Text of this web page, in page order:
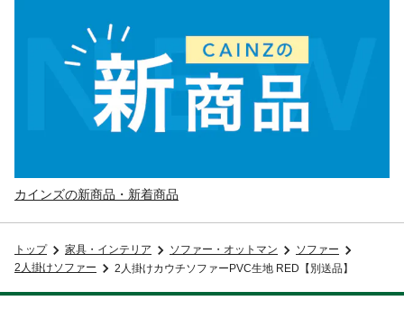
カインズの新商品・新着商品
トップ 家具・インテリア ソファー・オットマン
ソファー
2人掛けソファー
2人掛けカウチソファーPVC生地 RED【別送品】